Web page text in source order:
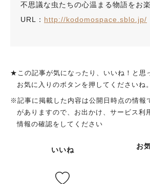
不思議な虫たちの心温まる物語をお
URL： http://kodomospace.sblo.jp/
★この記事が気になったり、いいね！と思
お気に入りのボタンを押してくださいね。
※記事に掲載した内容は公開日時点の情報
がありますので、お出かけ、サービス利
情報の確認をしてください
いいね お